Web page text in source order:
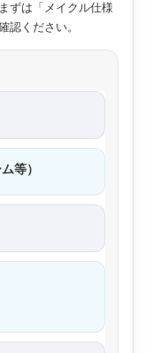
ずは「メイクル仕様
認ください。
等）